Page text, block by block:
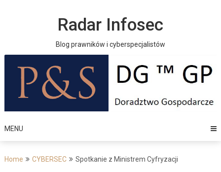
Radar Infosec
Blog prawników i cyberspecjalistów
MENU
Home CYBERSEC Spotkanie z Ministrem Cyfryzacji